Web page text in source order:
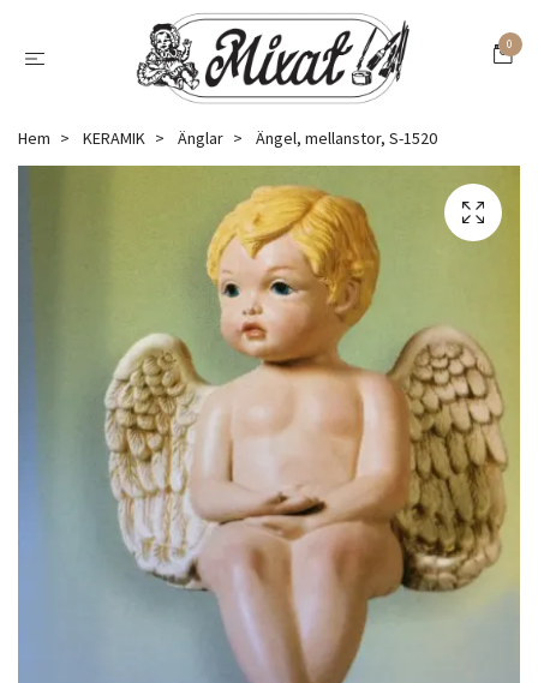
0
Hem KERAMIK Änglar Ängel, mellanstor, S-1520